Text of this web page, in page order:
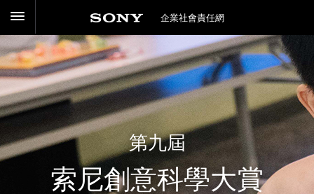
企業社會責任網
第九屆
索尼創意科學大賞